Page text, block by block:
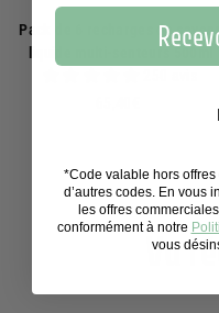
Pack de 6 recharges de
4
0
€
Vu
*Code valable hors
d’autres codes. En vous
les offres
conformément à notre
vous